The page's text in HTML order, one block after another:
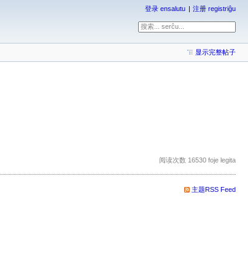
登录 ensalutu 注册 registriĝu
显示完整帖子
阅读次数 16530 foje legita
主题RSS Feed